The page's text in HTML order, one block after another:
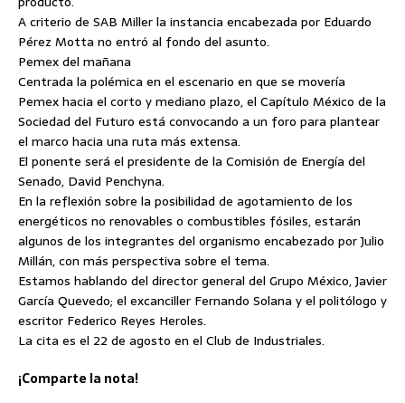
A criterio de SAB Miller la instancia encabezada por Eduardo
Pérez Motta no entró al fondo del asunto.
Pemex del mañana
Centrada la polémica en el escenario en que se movería
Pemex hacia el corto y mediano plazo, el Capítulo México de la
Sociedad del Futuro está convocando a un foro para plantear
el marco hacia una ruta más extensa.
El ponente será el presidente de la Comisión de Energía del
Senado, David Penchyna.
En la reflexión sobre la posibilidad de agotamiento de los
energéticos no renovables o combustibles fósiles, estarán
algunos de los integrantes del organismo encabezado por Julio
Millán, con más perspectiva sobre el tema.
Estamos hablando del director general del Grupo México, Javier
García Quevedo; el excanciller Fernando Solana y el politólogo y
escritor Federico Reyes Heroles.
La cita es el 22 de agosto en el Club de Industriales.
¡Comparte la nota!